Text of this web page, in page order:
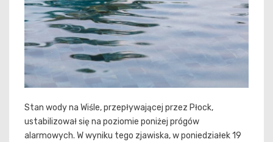
Stan wody na Wiśle, przepływającej przez Płock,
ustabilizował się na poziomie poniżej prógów
alarmowych. W wyniku tego zjawiska, w poniedziałek 19